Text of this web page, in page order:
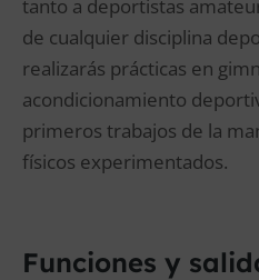
tanto a deportistas
de cualquier disciplina
realizarás prácticas en
acondicionamiento
primeros trabajos de la
físicos experimentados.
Funciones y